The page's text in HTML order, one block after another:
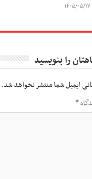
۱۴۰۵/۰۵/۱۷
را بنویسید
ایمیل شما منتشر نخواهد شد.
*